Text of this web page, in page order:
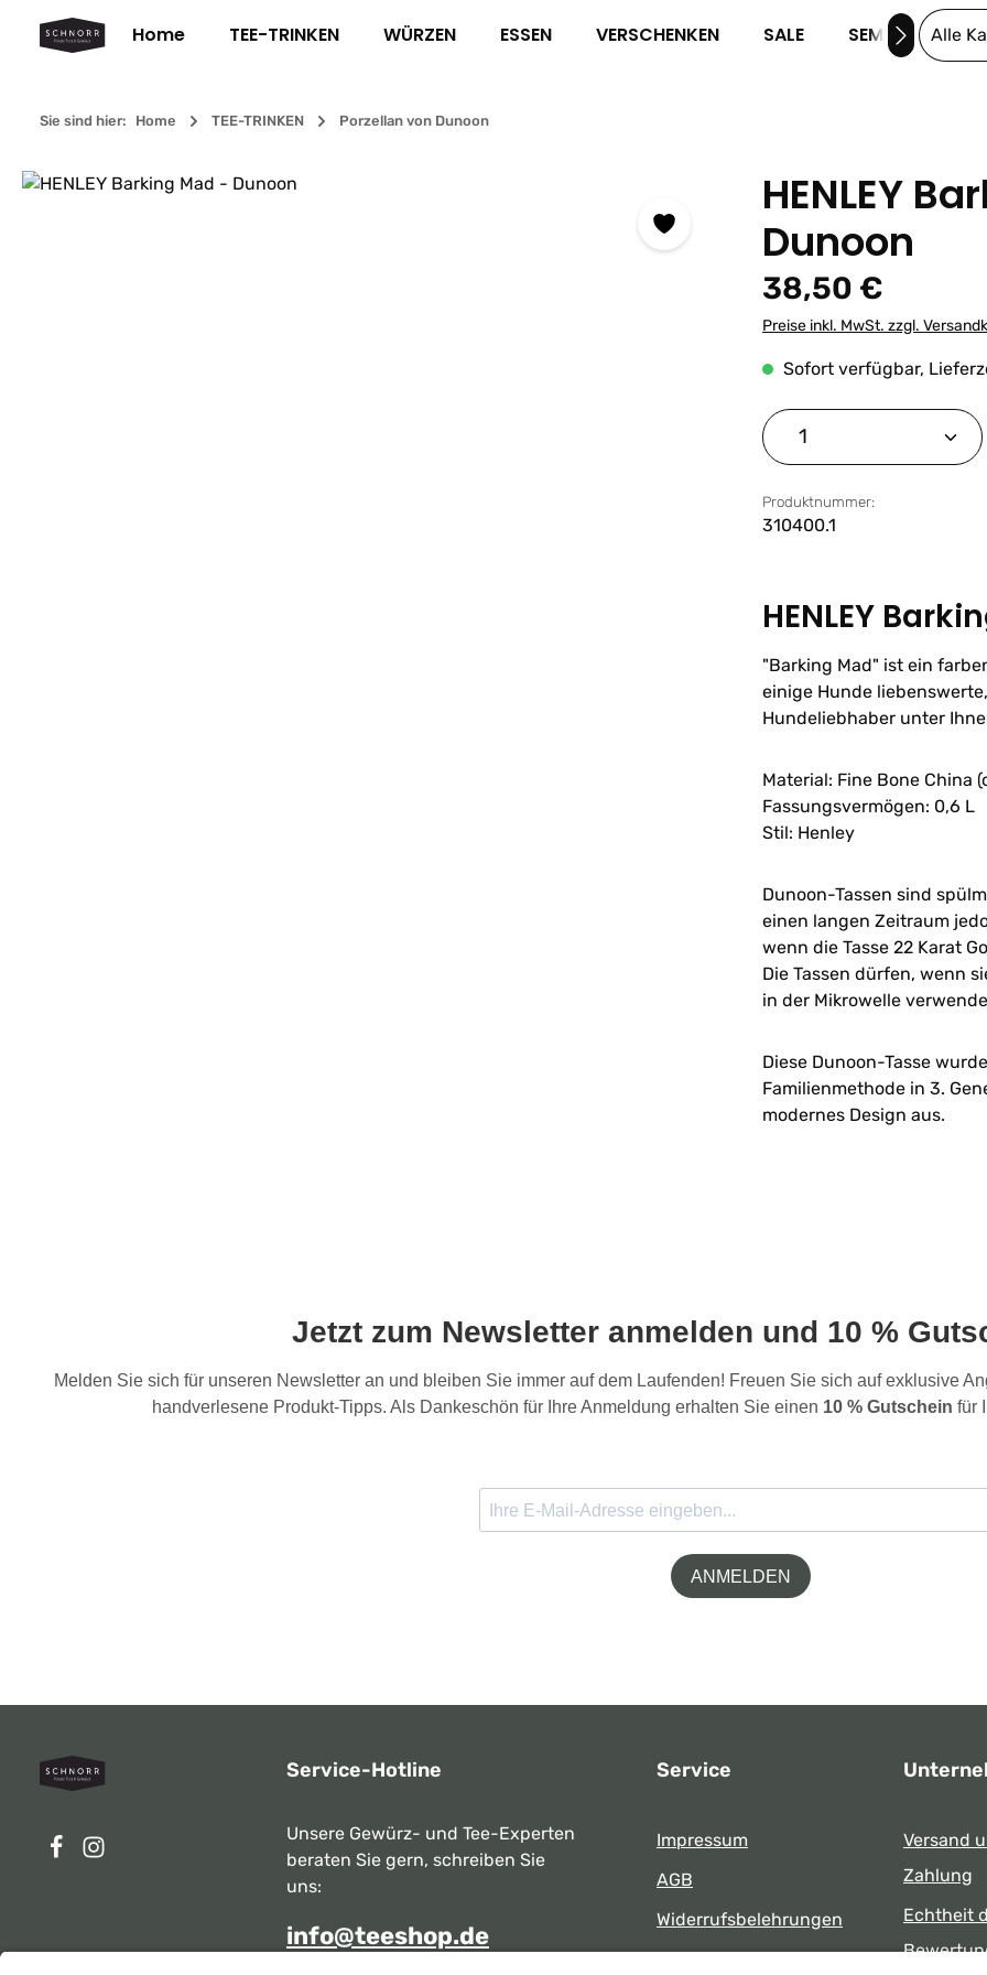
Hauptinhalt springen
Zur Suche springen
Zur Hauptnavigation springen
Home TEE-TRINKEN WÜRZEN ESSEN VERSCHENKEN SALE SEMINAREAlle
Sie sind hier: Home TEE-TRINKEN Porzellan von Dunoon
Bildergalerie überspringen
HENLEY
Dunoon
Regulärer Preis:
38,50 €
Preise inkl. MwSt. zzgl.
Sofort verfügbar,
Produkt Anzahl:
Produktnummer:
310400.1
HENLEY
"Barking Mad" ist ein
einige Hunde
Hundeliebhaber unter
Material: Fine Bone China
Fassungsvermögen: 0,6 L
Stil: Henley
Dunoon-Tassen sind
einen langen Zeitraum
wenn die Tasse 22 Karat
Die Tassen dürfen, wenn
in der Mikrowelle
Diese Dunoon-Tasse
Familienmethode in 3.
modernes Design aus.
Jetzt zum Newsletter anmelden und 10 %
Melden Sie sich für unseren Newsletter an und bleiben Sie immer auf dem Laufenden! Freuen Sie sich auf exklusive
handverlesene Produkt-Tipps. Als Dankeschön für Ihre Anmeldung erhalten Sie einen 10 % Gutschein für
ANMELDEN
Service-Hotline
Unsere Gewürz- und Tee-Experten
beraten Sie gern, schreiben Sie
uns:
info@teeshop.de
Service
Impressum
AGB
Widerrufsbelehrungen
Datenschutz
Versand
Zahlung
Echtheit